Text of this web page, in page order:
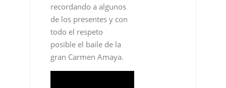
recordando a algunos
de los presentes y con
todo el respeto
posible el baile de la
gran Carmen Amaya.